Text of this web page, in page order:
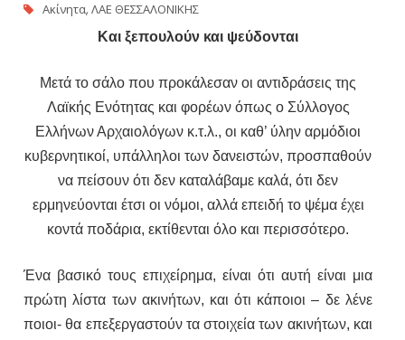
Ακίνητα,ΛΑΕ ΘΕΣΣΑΛΟΝΙΚΗΣ
Και ξεπουλούν και ψεύδονται
Μετά το σάλο που προκάλεσαν οι αντιδράσεις της
Λαϊκής Ενότητας και φορέων όπως ο Σύλλογος
Ελλήνων Αρχαιολόγων κ.τ.λ., οι καθ’ ύλην αρμόδιοι
κυβερνητικοί, υπάλληλοι των δανειστών, προσπαθούν
να πείσουν ότι δεν καταλάβαμε καλά, ότι δεν
ερμηνεύονται έτσι οι νόμοι, αλλά επειδή το ψέμα έχει
κοντά ποδάρια, εκτίθενται όλο και περισσότερο.
Ένα βασικό τους επιχείρημα, είναι ότι αυτή είναι μια
πρώτη λίστα των ακινήτων, και ότι κάποιοι – δε λένε
ποιοι- θα επεξεργαστούν τα στοιχεία των ακινήτων, και